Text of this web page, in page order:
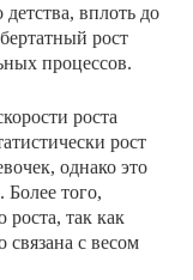
вплоть до
рост
процессов.
рос­та
рост
одна­ко это
Более то­го,
так как
связана с весом